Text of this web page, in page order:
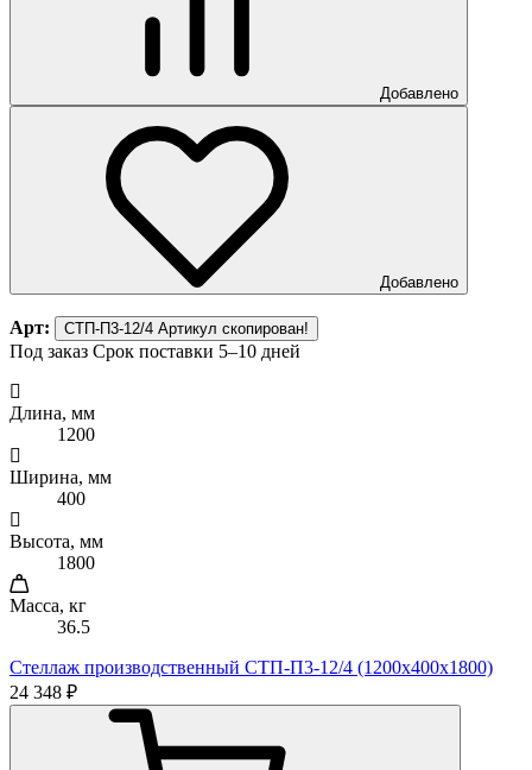
Добавлено
Добавлено
Арт: СТП-П3-12/4 Артикул скопирован!
Под заказ Срок поставки 5–10 дней
Длина, мм
1200
Ширина, мм
400
Высота, мм
1800
Масса, кг
36.5
Стеллаж производственный СТП-П3-12/4 (1200х400х1800)
24 348 ₽